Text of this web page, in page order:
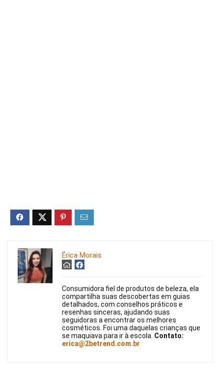
Érica Morais
Consumidora fiel de produtos de beleza, ela
compartilha suas descobertas em guias
detalhados, com conselhos práticos e
resenhas sinceras, ajudando suas
seguidoras a encontrar os melhores
cosméticos. Foi uma daquelas crianças que
se maquiava para ir à escola. Contato:
erica@2betrend.com.br